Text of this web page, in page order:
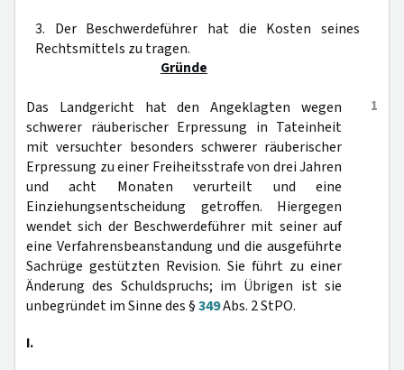
3. Der Beschwerdeführer hat die Kosten seines
Rechtsmittels zu tragen.
Gründe
1
Das Landgericht hat den Angeklagten wegen
schwerer räuberischer Erpressung in Tateinheit
mit versuchter besonders schwerer räuberischer
Erpressung zu einer Freiheitsstrafe von drei Jahren
und acht Monaten verurteilt und eine
Einziehungsentscheidung getroffen. Hiergegen
wendet sich der Beschwerdeführer mit seiner auf
eine Verfahrensbeanstandung und die ausgeführte
Sachrüge gestützten Revision. Sie führt zu einer
Änderung des Schuldspruchs; im Übrigen ist sie
unbegründet im Sinne des §349Abs. 2 StPO.
I.